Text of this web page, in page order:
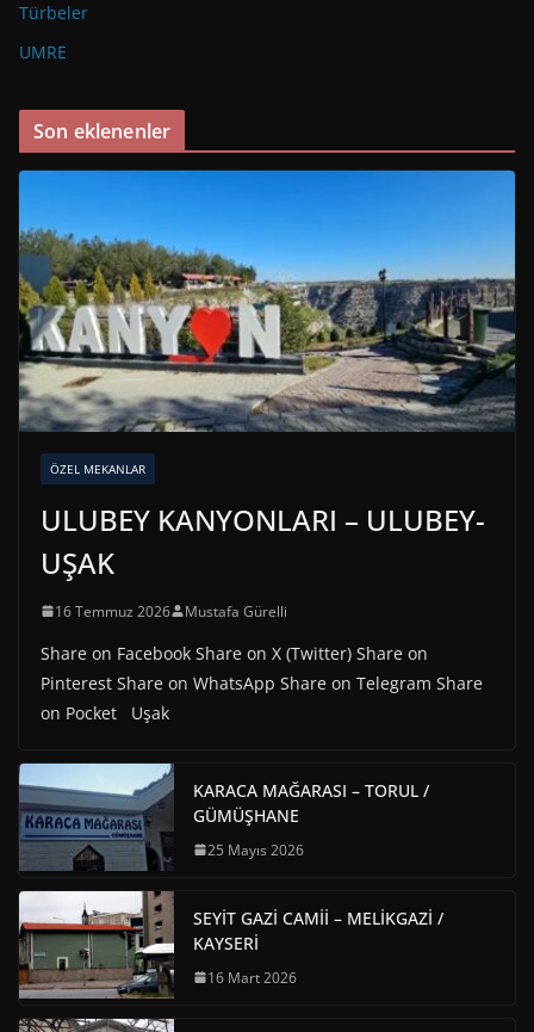
Türbeler
UMRE
Son eklenenler
ÖZEL MEKANLAR
ULUBEY KANYONLARI – ULUBEY-
UŞAK
16 Temmuz 2026 Mustafa Gürelli
Share on Facebook Share on X (Twitter) Share on
Pinterest Share on WhatsApp Share on Telegram Share
on Pocket Uşak
KARACA MAĞARASI – TORUL /
GÜMÜŞHANE
25 Mayıs 2026
SEYİT GAZİ CAMİİ – MELİKGAZİ /
KAYSERİ
16 Mart 2026